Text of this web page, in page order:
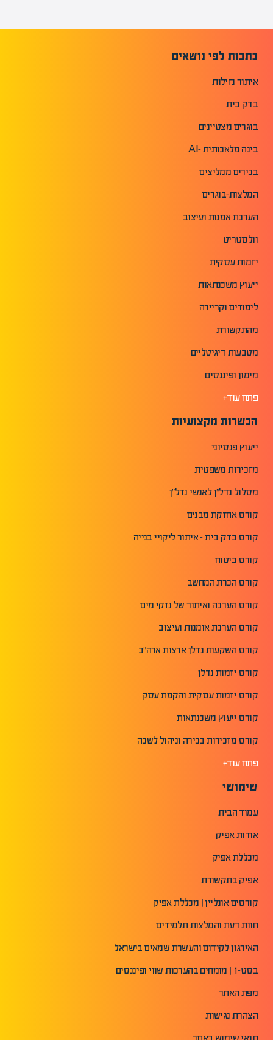
כתבות לפי נושאים
איתור נזילות
בדק בית
בוגרים מצטיינים
בינה מלאכותית -AI
בכירים ממליצים
המלצות-בוגרים
הערכת אמנות ועיצוב
וולסטריט
יזמות עסקית
ייעוץ משכנתאות
לימודים וקריירה
מהתקשורת
מטבעות דיגיטליים
מימון ופיננסים
פתח עוד+
הכשרות מקצועיות
ייעוץ פנסיוני
מזכירות משפטית
מסלול נדל"ן לאנשי נדל"ן
קורס אחזקת מבנים
קורס בדק בית - איתור ליקויי בנייה
קורס ביטוח
קורס הכרת המחשב
קורס הערכה ואיתור של נזקי מים
קורס הערכת אומנות ועיצוב
קורס השקעות נדלן ארצות ארה"ב
קורס יזמות נדלן
קורס יזמות עסקית והקמת עסק
קורס ייעוץ משכנתאות
קורס מזכירות בכירה וניהול לשכה
פתח עוד+
שימושי
עמוד הבית
אודות אפיק
מכללת אפיק
אפיק בתקשורת
קורסים אונליין | מכללת אפיק
חוות דעת והמלצות תלמידים
האירגון לקידום והעשרת שמאים בישראל
בסט-1 | מומחים בהערכות שווי ופיננסים
מפת האתר
הצהרת נגישות